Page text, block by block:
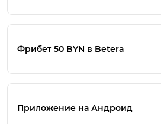
Фрибет 50 BYN в Betera
Приложение на Андроид